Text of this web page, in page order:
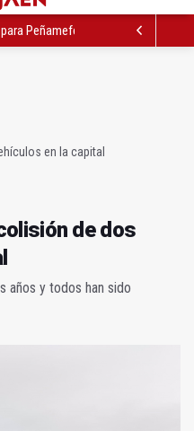
Peñamefécit "guardados en el
en la capital
de dos
años y todos han sido